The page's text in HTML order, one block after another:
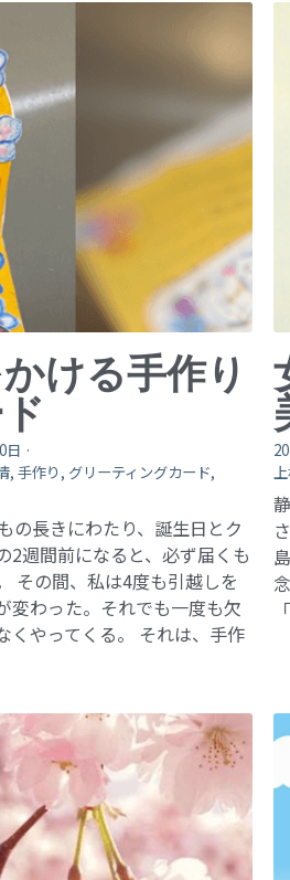
ける手作り
日 ·
, 手作り, グリーティングカード,
の長きにわたり、誕生日とク
2週間前になると、必ず届くも
その間、私は4度も引越しを
変わった。それでも一度も欠
くやってくる。 それは、手作